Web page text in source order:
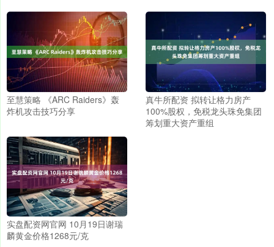
至慧策略 《ARC Raiders》轰
炸机攻击技巧分享
真牛所配资 拟转让格力房产
100%股权，免税龙头珠免集团
筹划重大资产重组
实盘配资网官网 10月19日谢瑞
麟黄金价格1268元/克